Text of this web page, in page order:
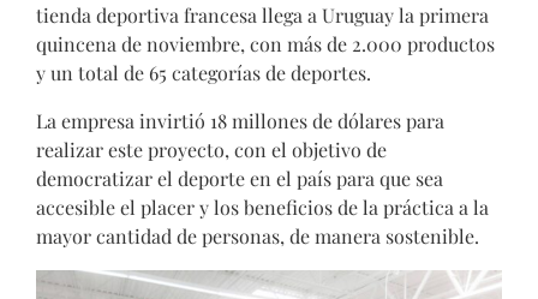
tienda deportiva francesa llega a Uruguay la primera
quincena de noviembre, con más de 2.000 productos
y un total de 65 categorías de deportes.
La empresa invirtió 18 millones de dólares para
realizar este proyecto, con el objetivo de
democratizar el deporte en el país para que sea
accesible el placer y los beneficios de la práctica a la
mayor cantidad de personas, de manera sostenible.